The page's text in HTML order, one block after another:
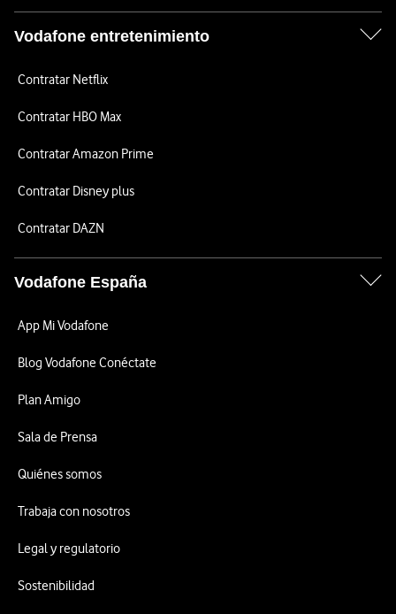
Vodafone entretenimiento
Contratar Netflix
Contratar HBO Max
Contratar Amazon Prime
Contratar Disney plus
Contratar DAZN
Vodafone España
App Mi Vodafone
Blog Vodafone Conéctate
Plan Amigo
Sala de Prensa
Quiénes somos
Trabaja con nosotros
Legal y regulatorio
Sostenibilidad